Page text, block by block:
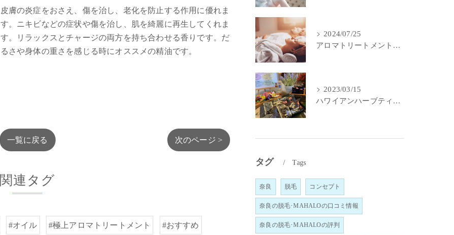
皮膚の炎症をおさえ、傷を治し、老化を防止する作用に優れま
す。ニキビなどの症状や傷を治し、肌を綺麗に再生してくれま
す。リラックスとチャージの両方を持ち合わせる香りです。だ
るさや身体の重さを感じる時にオススメの精油です。
一覧に戻る 次のページ >
関連タグ
#オイル #極上アロマトリートメント #おすすめ
2024/07/25
アロマトリートメントで身体と心のメンテナンス
2023/03/15
ハワイアンハーブティー｜MahaLo Aloma Relaxation奈良
タグ Tags
奈良 脱毛 コンセプト
奈良の脱毛･MAHALOの口コミ情報
奈良の脱毛･MAHALOの評判